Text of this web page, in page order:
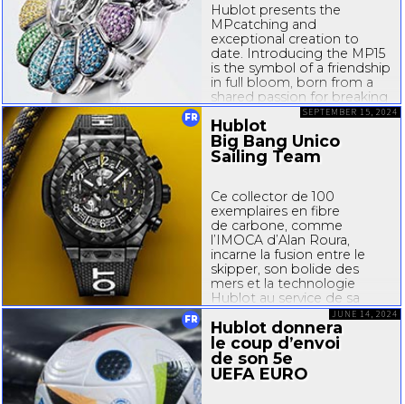
Hublot presents the
MPcatching and
exceptional creation to
date. Introducing the MP15
is the symbol of a friendship
in full bloom, born from a
shared passion for breaking
down boundaries and
going beyond expectations.
Hublot first began working...
FR
Hublot
Big Bang Unico
Sailing Team
Ce collector de 100
exemplaires en fibre
de carbone, comme
l’IMOCA d’Alan Roura,
incarne la fusion entre le
skipper, son bolide des
mers et la technologie
Hublot au service de sa
performance. Une pièce qui
revient aux sources
d’Hublot et de son audace.
Il y a 20 ans, Hublot...
SEPTEMBER 15, 2024
FR
Hublot donnera
le coup d’envoi
de son 5e
UEFA EURO
JUNE 14, 2024